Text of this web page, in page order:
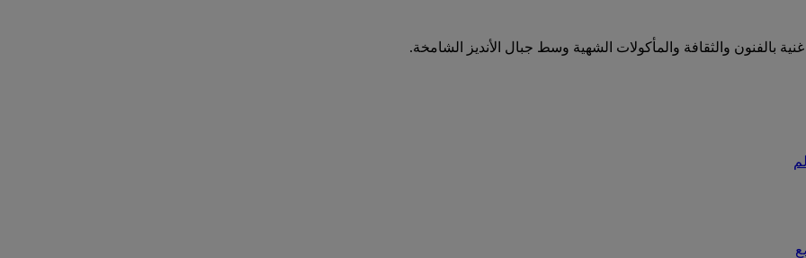
بالفنون والثقافة والمأكولات الشهية وسط جبال الأنديز الشامخة.